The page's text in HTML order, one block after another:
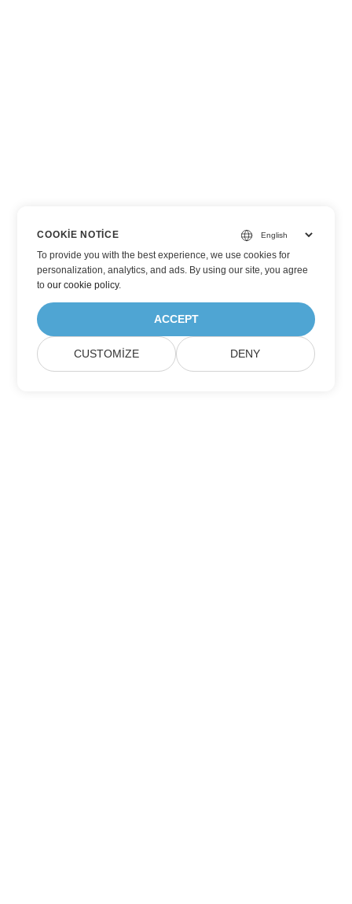
COOKIE NOTICE
To provide you with the best experience, we use cookies for
personalization, analytics, and ads. By using our site, you agree
toour cookie policy.
ACCEPT
CUSTOMIZE DENY